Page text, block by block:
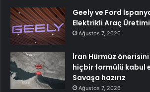
Geely ve Ford
Elektrikli Araç
Ağustos 7, 2026
İran Hürmüz önerisini
hiçbir formülü kabul
Savaşa hazırız
Ağustos 7, 2026